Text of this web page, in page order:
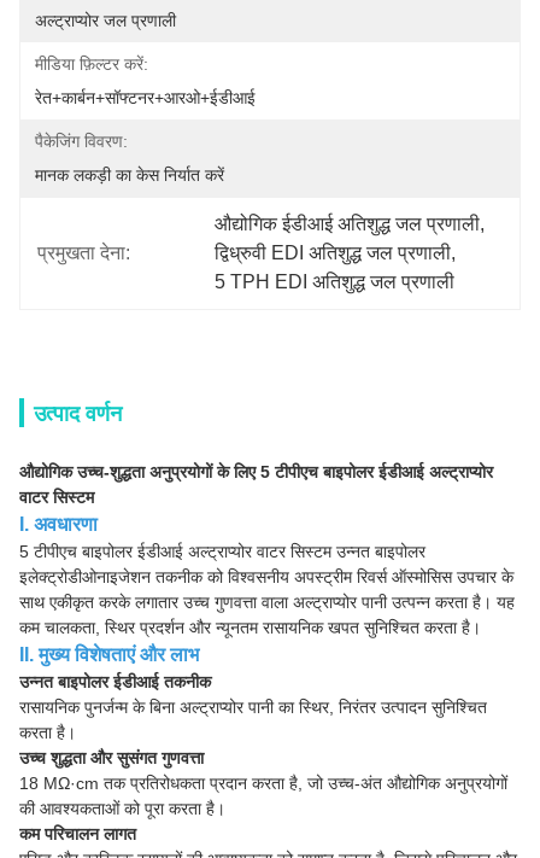
अल्ट्राप्योर जल प्रणाली
मीडिया फ़िल्टर करें:
रेत+कार्बन+सॉफ्टनर+आरओ+ईडीआई
पैकेजिंग विवरण:
मानक लकड़ी का केस निर्यात करें
प्रमुखता देना:
औद्योगिक ईडीआई अतिशुद्ध जल प्रणाली,
द्विध्रुवी EDI अतिशुद्ध जल प्रणाली,
5 TPH EDI अतिशुद्ध जल प्रणाली
उत्पाद वर्णन
औद्योगिक उच्च-शुद्धता अनुप्रयोगों के लिए 5 टीपीएच बाइपोलर ईडीआई अल्ट्राप्योर
वाटर सिस्टम
I. अवधारणा
5 टीपीएच बाइपोलर ईडीआई अल्ट्राप्योर वाटर सिस्टम उन्नत बाइपोलर
इलेक्ट्रोडीओनाइजेशन तकनीक को विश्वसनीय अपस्ट्रीम रिवर्स ऑस्मोसिस उपचार के
साथ एकीकृत करके लगातार उच्च गुणवत्ता वाला अल्ट्राप्योर पानी उत्पन्न करता है। यह
कम चालकता, स्थिर प्रदर्शन और न्यूनतम रासायनिक खपत सुनिश्चित करता है।
II. मुख्य विशेषताएं और लाभ
उन्नत बाइपोलर ईडीआई तकनीक
रासायनिक पुनर्जन्म के बिना अल्ट्राप्योर पानी का स्थिर, निरंतर उत्पादन सुनिश्चित
करता है।
उच्च शुद्धता और सुसंगत गुणवत्ता
18 MΩ·cm तक प्रतिरोधकता प्रदान करता है, जो उच्च-अंत औद्योगिक अनुप्रयोगों
की आवश्यकताओं को पूरा करता है।
कम परिचालन लागत